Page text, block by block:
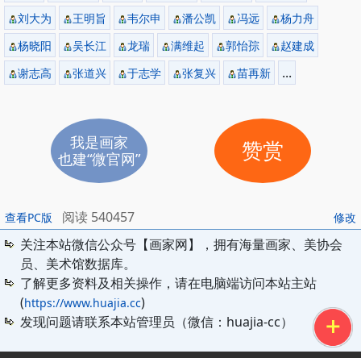
刘大为
王明旨 韦尔申 潘公凯 冯远
杨力舟
杨晓阳
吴长江 龙瑞 满维起 郭怡孮
赵建成
谢志高
张道兴 于志学 张复兴 苗再新 ...
我是画家
也建“微官网”
赞赏
修改
查看PC版
阅读 540457
关注本站微信公众号【画家网】，拥有海量画家、美协会
员、美术馆数据库。
了解更多资料及相关操作，请在电脑端访问本站主站
(https://www.huajia.cc)
发现问题请联系本站管理员（微信：huajia-cc）